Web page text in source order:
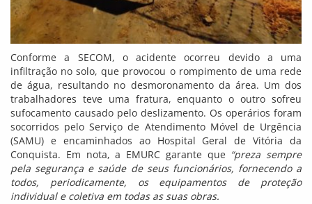
Conforme a SECOM, o acidente ocorreu devido a uma
infiltração no solo, que provocou o rompimento de uma rede
de água, resultando no desmoronamento da área. Um dos
trabalhadores teve uma fratura, enquanto o outro sofreu
sufocamento causado pelo deslizamento. Os operários foram
socorridos pelo Serviço de Atendimento Móvel de Urgência
(SAMU) e encaminhados ao Hospital Geral de Vitória da
Conquista. Em nota, a EMURC garante que“preza sempre
pela segurança e saúde de seus funcionários, fornecendo a
todos, periodicamente, os equipamentos de proteção
individual e coletiva em todas as suas obras.